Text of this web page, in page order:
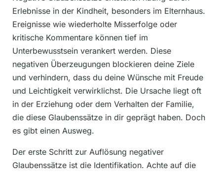
Erlebnisse in der Kindheit, besonders im Elternhaus.
Ereignisse wie wiederholte Misserfolge oder
kritische Kommentare können tief im
Unterbewusstsein verankert werden. Diese
negativen Überzeugungen blockieren deine Ziele
und verhindern, dass du deine Wünsche mit Freude
und Leichtigkeit verwirklichst. Die Ursache liegt oft
in der Erziehung oder dem Verhalten der Familie,
die diese Glaubenssätze in dir geprägt haben. Doch
es gibt einen Ausweg.
Der erste Schritt zur Auflösung negativer
Glaubenssätze ist die Identifikation. Achte auf die